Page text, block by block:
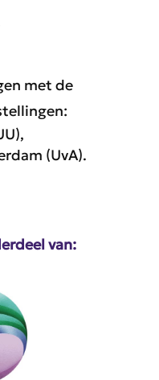
met de
(UvA).
van: